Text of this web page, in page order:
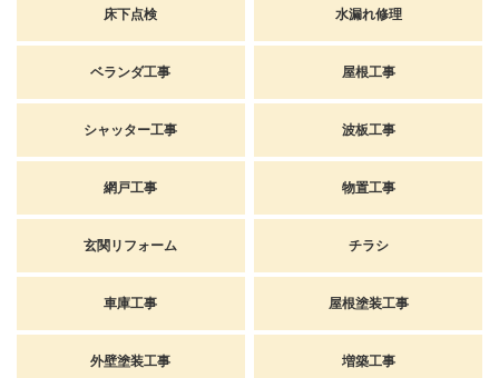
床下点検 水漏れ修理
ベランダ工事 屋根工事
シャッター工事 波板工事
網戸工事 物置工事
玄関リフォーム チラシ
車庫工事 屋根塗装工事
外壁塗装工事 増築工事